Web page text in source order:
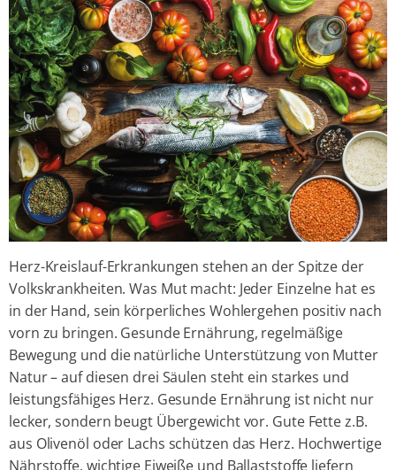
Herz-Kreislauf-Erkrankungen stehen an der Spitze der
Volkskrankheiten. Was Mut macht: Jeder Einzelne hat es
in der Hand, sein körperliches Wohlergehen positiv nach
vorn zu bringen. Gesunde Ernährung, regelmäßige
Bewegung und die natürliche Unterstützung von Mutter
Natur – auf diesen drei Säulen steht ein starkes und
leistungsfähiges Herz. Gesunde Ernährung ist nicht nur
lecker, sondern beugt Übergewicht vor. Gute Fette z.B.
aus Olivenöl oder Lachs schützen das Herz. Hochwertige
Nährstoffe, wichtige Eiweiße und Ballaststoffe liefern